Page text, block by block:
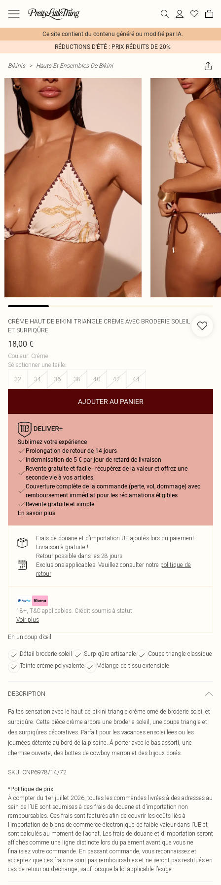
Ce site contient du contenu généré ou modifié par IA.
RÉDUCTIONS D'ÉTÉ : PRIX RÉDUITS DE 20%
Bikinis > Hauts Et Ensembles De Bikini
CRÈME HAUT DE BIKINI TRIANGLE CRÈME AVEC BRODERIE SOLEIL
ET SURPIQÛRE
18,00 €
Couleur: Crème
Sélectionner une taille:
32
34 36 38 40 42 44
AJOUTER AU PANIER
Sublimez votre expérience
Prolongation de retour de 14 jours
Indemnisation de 5 € par jour de retard de livraison
Revente gratuite et facile - récupérez de la valeur et offrez une
seconde vie à vos articles.
Couverture complète de la commande (perte, vol, dommage) avec
remboursement immédiat pour les réclamations éligibles
Revente gratuite et simple
En savoir plus
Frais de douane et d’importation UE ajoutés lors du paiement.
Livraison à gratuite !
Retour possible dans les 28 jours
Exclusions applicables. Veuillez consulter notre politique de
retour
18+, T&C applicables. Crédit soumis à statut
Voir plus
En un coup d’œil
Détail broderie soleil Surpiqûre artisanale
Coupe triangle classique
Teinte crème polyvalente
Mélange de tissu extensible
DESCRIPTION
Faites sensation avec le haut de bikini triangle crème orné de broderie soleil et
surpiqûre. Cette pièce crème arbore une broderie soleil, une coupe triangle et
des surpiqûres décoratives. Parfait pour les vacances ensoleillées ou les
journées détente au bord de la piscine. À porter avec le bas assorti, une
chemise ouverte, des bottes de cowboy marron et des bijoux dorés.
SKU: CNP6978/14/72
*Politique de prix
À compter du 1er juillet 2026, toutes les commandes livrées à des adresses au
sein de l’UE sont soumises à des frais de douane et d’importation non
remboursables. Ces frais sont facturés afin de couvrir les coûts liés à
l’importation de biens de commerce électronique de faible valeur dans l’UE et
sont calculés au moment de l’achat. Les frais de douane et d’importation seront
affichés comme une ligne distincte lors du paiement avant que vous ne
finalisiez votre commande. En passant commande, vous reconnaissez et
acceptez que ces frais ne sont pas remboursables et ne seront pas restitués en
cas de retour ou d’échange, sauf lorsque la loi applicable l’exige.